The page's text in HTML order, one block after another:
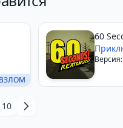
для некоторых
ВЗЛОМ
60
10